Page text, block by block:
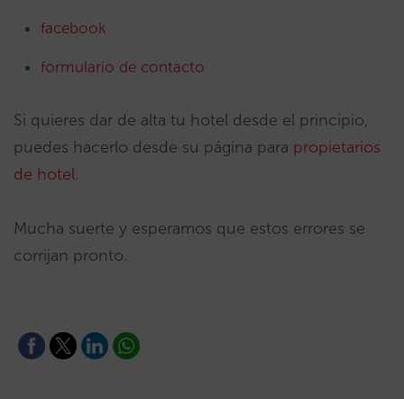
facebook
formulario de contacto
Si quieres dar de alta tu hotel desde el principio,
puedes hacerlo desde su página para propietarios
de hotel.
Mucha suerte y esperamos que estos errores se
corrijan pronto.